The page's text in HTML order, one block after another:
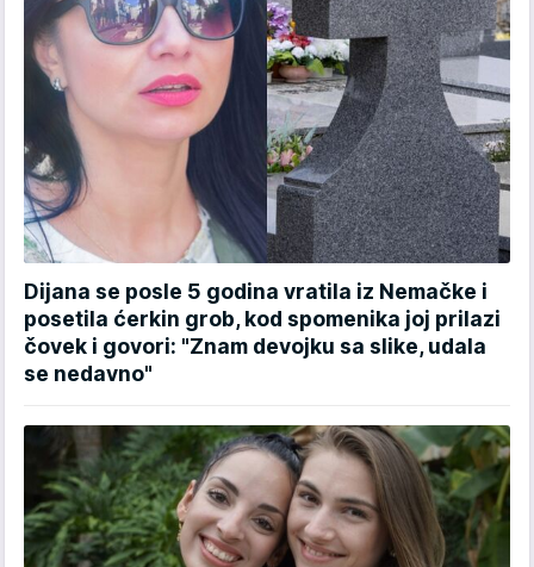
Dijana se posle 5 godina vratila iz Nemačke i
posetila ćerkin grob, kod spomenika joj prilazi
čovek i govori: "Znam devojku sa slike, udala
se nedavno"